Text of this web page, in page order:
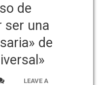
de
ser una
de
LEAVE A